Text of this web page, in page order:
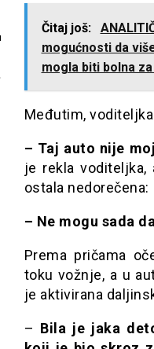
Čitaj još:
mogućnosti da
mogla biti bolna
Međutim,
– Taj auto nije
je rekla
ostala nedorečena:
– Ne mogu sada
Prema pričama
toku vožnje, a u
je aktivirana
– Bila je jaka